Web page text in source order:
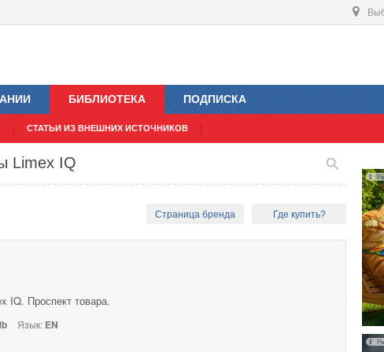
БИБЛИОТЕКА
СТАТЬИ ИЗ ВНЕШНИХ ИСТОЧНИКОВ
ПОДПИСКА
Limex IQ
Страница бренда Где купить?
IQ. Проспект товара.
Язык: EN